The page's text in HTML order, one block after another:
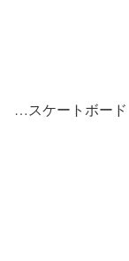
…スケートボード